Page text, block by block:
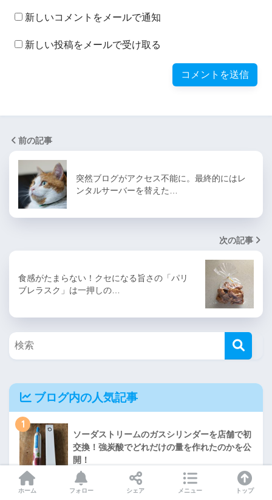
新しいコメントをメールで通知
新しい投稿をメールで受け取る
前の記事
突然ブログがアクセス不能に。最終的にはレ
ンタルサーバーを替えた…
次の記事
食感がたまらない！クセになる旨さの「パリ
ブレラスク」は一押しの…
ブログ内の人気記事
1
ソーダストリームのガスシリンダーを店舗で初
交換！強炭酸でどれだけの量を作れたのかを公
開！
2
ホーム フォロー シェア メニュー トップ